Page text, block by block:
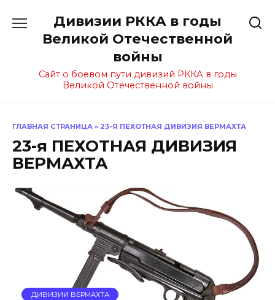
содержанию
Дивизии РККА в годы
Великой Отечественной
войны
Сайт о боевом пути дивизий РККА в годы
Великой Отечественной войны
ГЛАВНАЯ СТРАНИЦА » 23-Я ПЕХОТНАЯ ДИВИЗИЯ ВЕРМАХТА
23-я ПЕХОТНАЯ ДИВИЗИЯ
ВЕРМАХТА
ДИВИЗИИ ВЕРМАХТА